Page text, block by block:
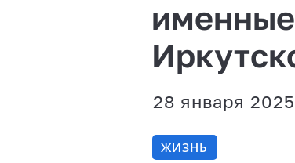
именные
28 января 2025
ЖИЗНЬ